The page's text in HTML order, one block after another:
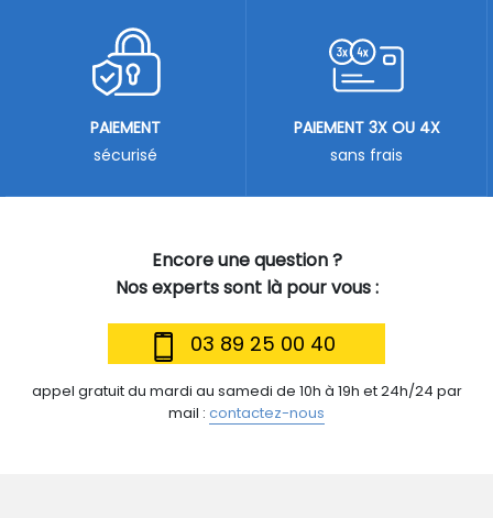
Encore une question ?
Nos experts sont là pour vous :
03 89 25 00 40
appel gratuit du mardi au samedi de 10h à 19h et 24h/24 par
mail : contactez-nous
PAIEMENT
sécurisé
PAIEMENT 3X OU 4X
sans frais